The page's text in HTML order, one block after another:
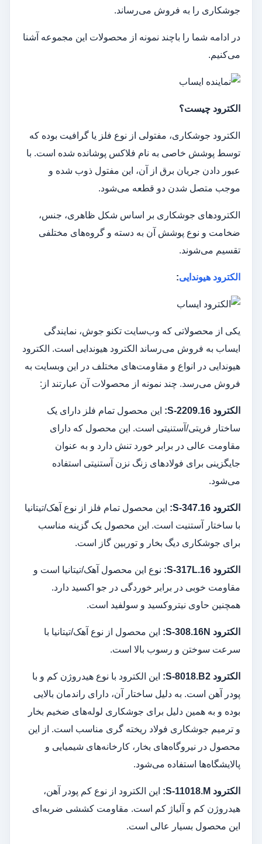
جوشکاری را به فروش می‌رساند.
در ادامه شما را باچند نمونه از محصولات این مجموعه آشنا
می‌کنیم.
الکترود چیست؟
الکترود جوشکاری، مفتولی از نوع فلز یا گرافیت بوده که
توسط پوشش خاصی به نام فلاکس پوشانده شده است. با
عبور دادن جریان برق از آن، این مفتول ذوب شده و
موجب متصل شدن دو قطعه می‌شود.
الکترودهای جوشکاری بر اساس شکل ظاهری، جنس،
ضخامت و نوع پوشش آن به دسته و گروه‌های مختلفی
تقسیم می‌شوند.
الکترود هیوندایی:
یکی از محصولاتی که وب‌سایت تکنو جوش، نمایندگی
ایساب به فروش می‌رساند الکترود هیوندایی است. الکترود
هیوندایی در انواع و مقاومت‌های مختلف در این وبسایت به
فروش می‌رسد. چند نمونه از محصولات آن عبارتند از:
الکترود S-2209.16:
این محصول تمام فلز دارای یک
ساختار فریتی/آستنیتی است. این محصول که دارای
مقاومت عالی در برابر خورد تنش دارد و به عنوان
جایگزینی برای فولاد‌های زنگ نزن آستنیتی استفاده
می‌شود.
الکترود S-347.16:
این محصول تمام فلز از نوع آهک/تیتانیا
با ساختار آستنیت است. این محصول یک گزینه مناسب
برای جوشکاری دیگ بخار و توربین گاز است.
الکترود S-317L.16: نوع این محصول آهک/تیتانیا است و
مقاومت خوبی در برابر خوردگی در جو اکسید دارد.
همچنین حاوی نیتروکسید و سولفید است.
الکترود S-308.16N:
این محصول از نوع آهک/تیتانیا با
سرعت سوختن و رسوب بالا است.
الکترود S-8018.B2:
این الکترود با نوع هیدروژن کم و با
پودر آهن است. به دلیل ساختار آن، دارای راندمان بالایی
بوده و به همین دلیل برای جوشکاری لوله‌های ضخیم بخار
و ترمیم جوشکاری فولاد ریخته گری مناسب است. از این
محصول در نیروگاه‌های بخار، کارخانه‌های شیمیایی و
پالایشگاه‌ها استفاده می‌شود.
الکترود S-11018.M:
این الکترود از نوع کم پودر آهن،
هیدروژن کم و آلیاژ کم است. مقاومت کششی ضربه‌ای
این محصول بسیار عالی است.